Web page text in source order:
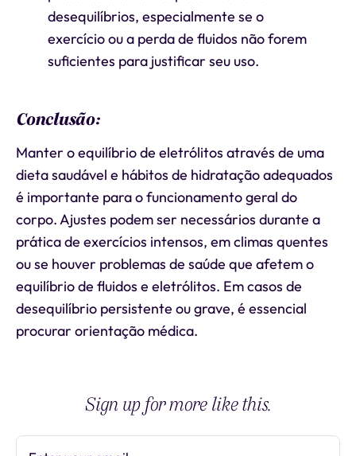
desequilíbrios, especialmente se o
exercício ou a perda de fluidos não forem
suficientes para justificar seu uso.
Conclusão:
Manter o equilíbrio de eletrólitos através de uma
dieta saudável e hábitos de hidratação adequados
é importante para o funcionamento geral do
corpo. Ajustes podem ser necessários durante a
prática de exercícios intensos, em climas quentes
ou se houver problemas de saúde que afetem o
equilíbrio de fluidos e eletrólitos. Em casos de
desequilíbrio persistente ou grave, é essencial
procurar orientação médica.
Sign up for more like this.